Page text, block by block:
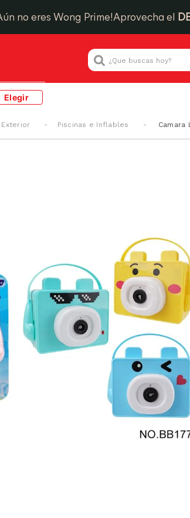
no eres Wong Prime!Aprovecha el
¿Que buscas hoy?
Elegir
Piscinas e Inflables Camara